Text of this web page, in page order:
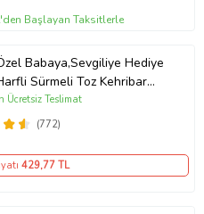
Başlayan Taksitlerle
Babaya,Sevgiliye Hediye
Toz Kehribar
5 Renk ] (Siyah)
(772)
Ücretsiz Teslimat
429,77 TL